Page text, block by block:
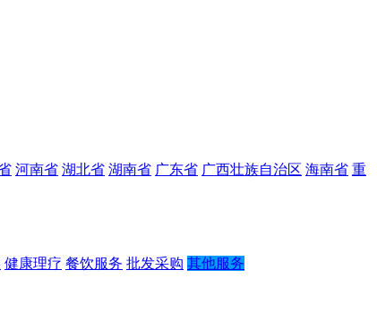
河南省 湖北省 湖南省 广东省 广西壮族自治区 海南省 重
健康理疗 餐饮服务 批发采购 其他服务